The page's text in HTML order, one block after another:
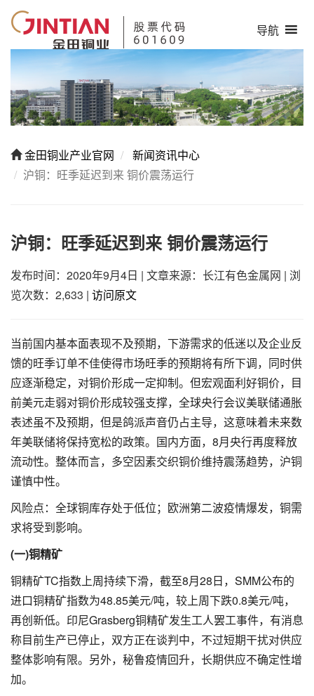
导航
金田铜业产业官网
新闻资讯中心
沪铜：旺季延迟到来 铜价震荡运行
沪铜：旺季延迟到来 铜价震荡运行
发布时间：2020年9月4日 | 文章来源：长江有色金属网 | 浏
览次数：2,633 | 访问原文
当前国内基本面表现不及预期，下游需求的低迷以及企业反
馈的旺季订单不佳使得市场旺季的预期将有所下调，同时供
应逐渐稳定，对铜价形成一定抑制。但宏观面利好铜价，目
前美元走弱对铜价形成较强支撑，全球央行会议美联储通胀
表述虽不及预期，但是鸽派声音仍占主导，这意味着未来数
年美联储将保持宽松的政策。国内方面，8月央行再度释放
流动性。整体而言，多空因素交织铜价维持震荡趋势，沪铜
谨慎中性。
风险点：全球铜库存处于低位；欧洲第二波疫情爆发，铜需
求将受到影响。
(一)铜精矿
铜精矿TC指数上周持续下滑，截至8月28日，SMM公布的
进口铜精矿指数为48.85美元/吨，较上周下跌0.8美元/吨，
再创新低。印尼Grasberg铜精矿发生工人罢工事件，有消息
称目前生产已停止，双方正在谈判中，不过短期干扰对供应
整体影响有限。另外，秘鲁疫情回升，长期供应不确定性增
加。